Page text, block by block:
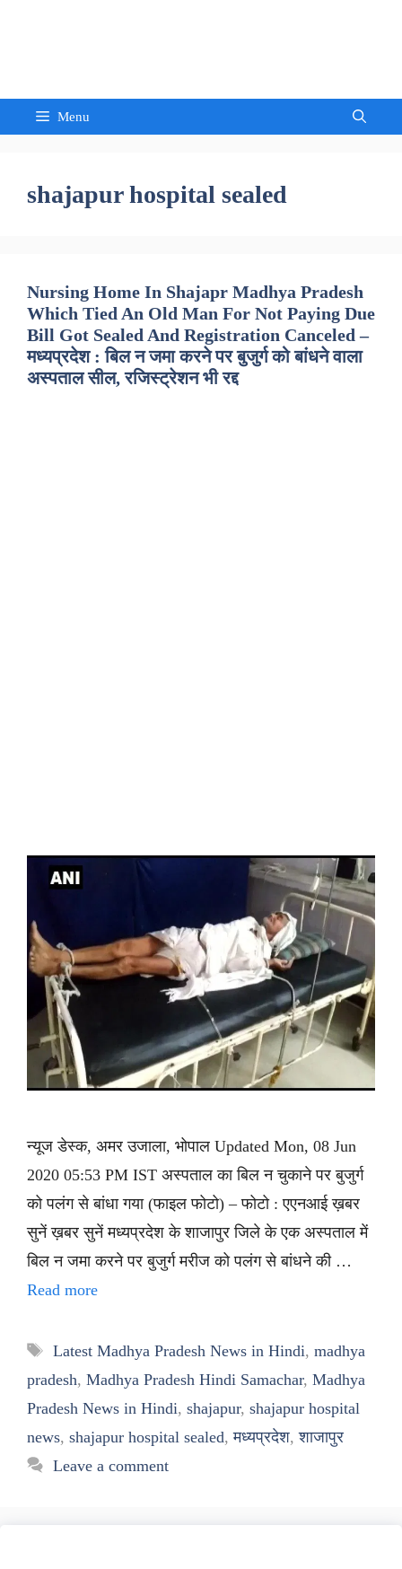
Menu
shajapur hospital sealed
Nursing Home In Shajapr Madhya Pradesh
Which Tied An Old Man For Not Paying Due
Bill Got Sealed And Registration Canceled –
मध्यप्रदेश : बिल न जमा करने पर बुजुर्ग को बांधने वाला
अस्पताल सील, रजिस्ट्रेशन भी रद्द
न्यूज डेस्क, अमर उजाला, भोपाल Updated Mon, 08 Jun
2020 05:53 PM IST अस्पताल का बिल न चुकाने पर बुजुर्ग
को पलंग से बांधा गया (फाइल फोटो) – फोटो : एएनआई ख़बर
सुनें ख़बर सुनें मध्यप्रदेश के शाजापुर जिले के एक अस्पताल में
बिल न जमा करने पर बुजुर्ग मरीज को पलंग से बांधने की …
Read more
Tags
Latest Madhya Pradesh News in Hindi, madhya
pradesh, Madhya Pradesh Hindi Samachar, Madhya
Pradesh News in Hindi, shajapur, shajapur hospital
news, shajapur hospital sealed,मध्यप्रदेश,शाजापुर
Leave a comment